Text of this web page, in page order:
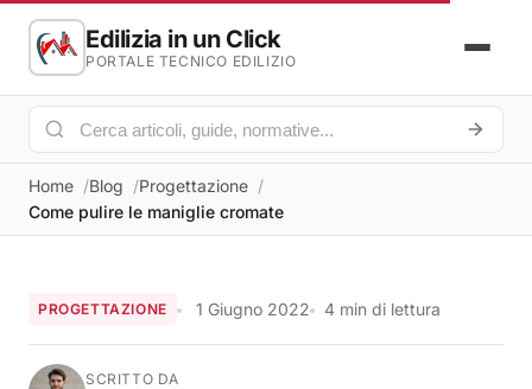
Edilizia in un Click
PORTALE TECNICO EDILIZIO
Home Blog
Progettazione
Come pulire le maniglie cromate
PROGETTAZIONE 1 Giugno 2022 4 min di lettura
SCRITTO DA